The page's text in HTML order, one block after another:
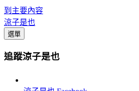
到主要內容
涼子是也
選單
追蹤涼子是也